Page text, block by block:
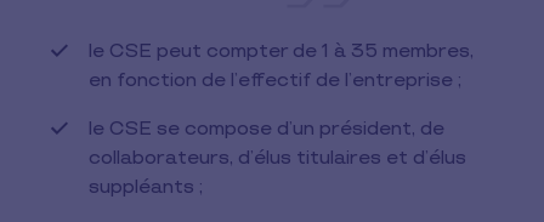
le CSE peut compter de 1 à 35 membres,
en fonction de l’effectif de l’entreprise ;
le CSE se compose d’un président, de
collaborateurs, d’élus titulaires et d’élus
suppléants ;